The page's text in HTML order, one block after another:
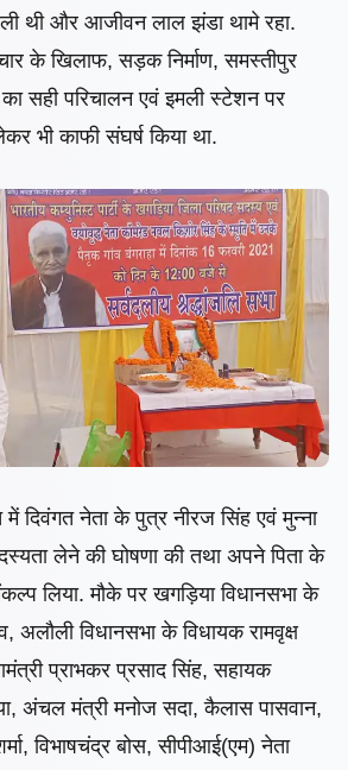
थी और आजीवन लाल झंडा थामे रहा.
के खिलाफ, सड़क निर्माण, समस्तीपुर
सही परिचालन एवं इमली स्टेशन पर
भी काफी संघर्ष किया था.
दिवंगत नेता के पुत्र नीरज सिंह एवं मुन्ना
लेने की घोषणा की तथा अपने पिता के
लिया. मौके पर खगड़िया विधानसभा के
अलौली विधानसभा के विधायक रामवृक्ष
प्राभकर प्रसाद सिंह, सहायक
अंचल मंत्री मनोज सदा, कैलास पासवान,
विभाषचंद्र बोस, सीपीआई(एम) नेता